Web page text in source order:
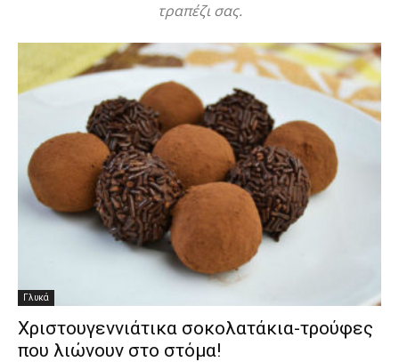
τραπέζι σας.
Γλυκά
Χριστουγεννιάτικα σοκολατάκια-τρούφες
που λιώνουν στο στόμα!